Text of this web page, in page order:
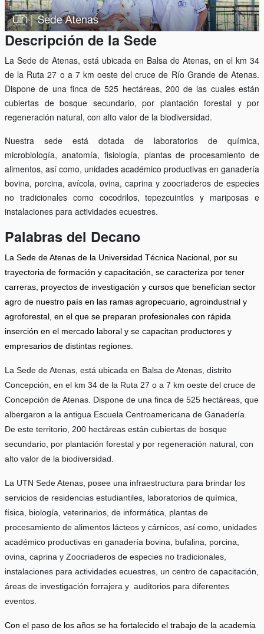
Descripción de la Sede
La Sede de Atenas, está ubicada en Balsa de Atenas, en el km 34
de la Ruta 27 o a 7 km oeste del cruce de Río Grande de Atenas.
Dispone de una finca de 525 hectáreas, 200 de las cuales están
cubiertas de bosque secundario, por plantación forestal y por
regeneración natural, con alto valor de la biodiversidad.
Nuestra sede está dotada de laboratorios de química,
microbiología, anatomía, fisiología, plantas de procesamiento de
alimentos, así como, unidades académico productivas en ganadería
bovina, porcina, avícola, ovina, caprina y zoocriaderos de especies
no tradicionales como cocodrilos, tepezcuintles y mariposas e
instalaciones para actividades ecuestres.
Palabras del Decano
La Sede de Atenas de la Universidad Técnica Nacional, por su
trayectoria de formación y capacitación, se caracteriza por tener
carreras, proyectos de investigación y cursos que benefician sector
agro de nuestro país en las ramas agropecuario, agroindustrial y
agroforestal, en el que se preparan profesionales con rápida
inserción en el mercado laboral y se capacitan productores y
empresarios de distintas regiones.
La Sede de Atenas, está ubicada en Balsa de Atenas, distrito
Concepción, en el km 34 de la Ruta 27 o a 7 km oeste del cruce de
Concepción de Atenas. Dispone de una finca de 525 hectáreas, que
albergaron a la antigua Escuela Centroamericana de Ganadería.
De este territorio, 200 hectáreas están cubiertas de bosque
secundario, por plantación forestal y por regeneración natural, con
alto valor de la biodiversidad.
La UTN Sede Atenas, posee una infraestructura para brindar los
servicios de residencias estudiantiles, laboratorios de química,
física, biología, veterinarios, de informática, plantas de
procesamiento de alimentos lácteos y cárnicos, así como, unidades
académico productivas en ganadería bovina, bufalina, porcina,
ovina, caprina y Zoocriaderos de especies no tradicionales,
instalaciones para actividades ecuestres, un centro de capacitación,
áreas de investigación forrajera y auditorios para diferentes
eventos.
Con el paso de los años se ha fortalecido el trabajo de la academia